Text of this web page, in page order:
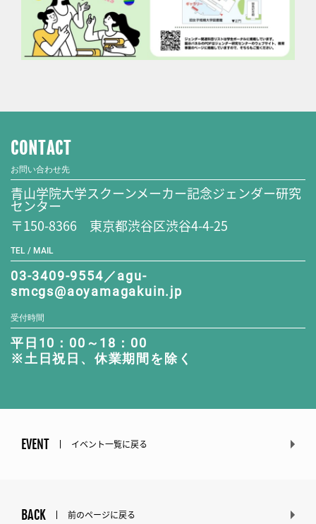
CONTACT
お問い合わせ先
青山学院大学スクーンメーカー記念ジェンダー研究
センター
〒150-8366 東京都渋谷区渋谷4-4-25
TEL / MAIL
03-3409-9554／agu-
smcgs@aoyamagakuin.jp
受付時間
平日10：00～18：00
※土日祝日、休業期間を除く
EVENT イベント一覧に戻る
BACK 前のページに戻る